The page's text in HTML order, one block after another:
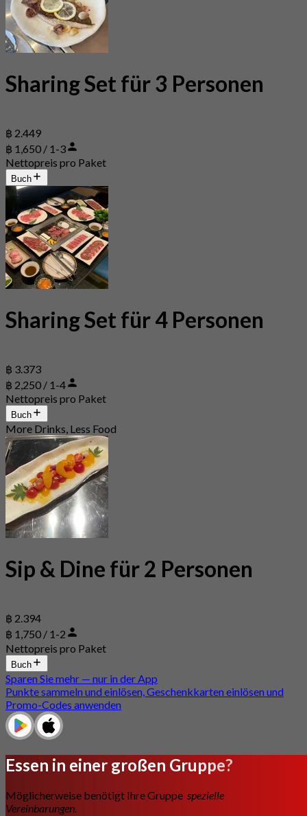
Sharing Set für 3 Personen
฿ 2.449
฿ 1,650 / 1-3
Nettopreis pro Paket
Buch
Sharing Set für 4 Personen
฿ 3.373
฿ 2,250 / 1-4
Nettopreis pro Paket
Buch
More Drinks, Less Food
Sip & Dine für 2 Personen
฿ 2.394
฿ 1,750 / 1-2
Nettopreis pro Paket
Buch
Sparen Sie mehr — nur in der App
Punkte sammeln und einlösen, Geschenkkarten einlösen und
Promo-Codes anwenden
Essen in einer großen Gruppe?
Möglicherweise benötigt Ihre Gruppe spezielle
Vereinbarungen.